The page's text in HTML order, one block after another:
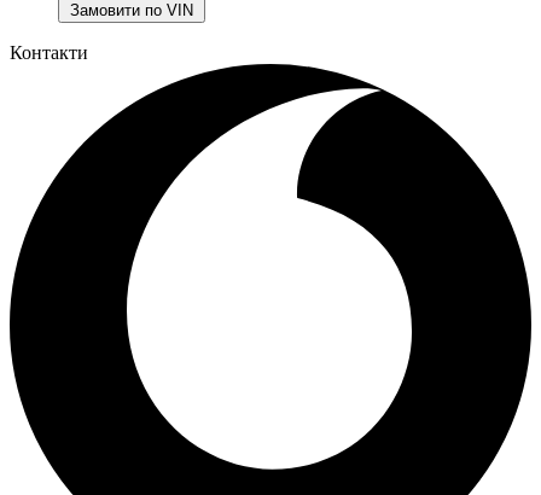
Замовити по VIN
Контакти